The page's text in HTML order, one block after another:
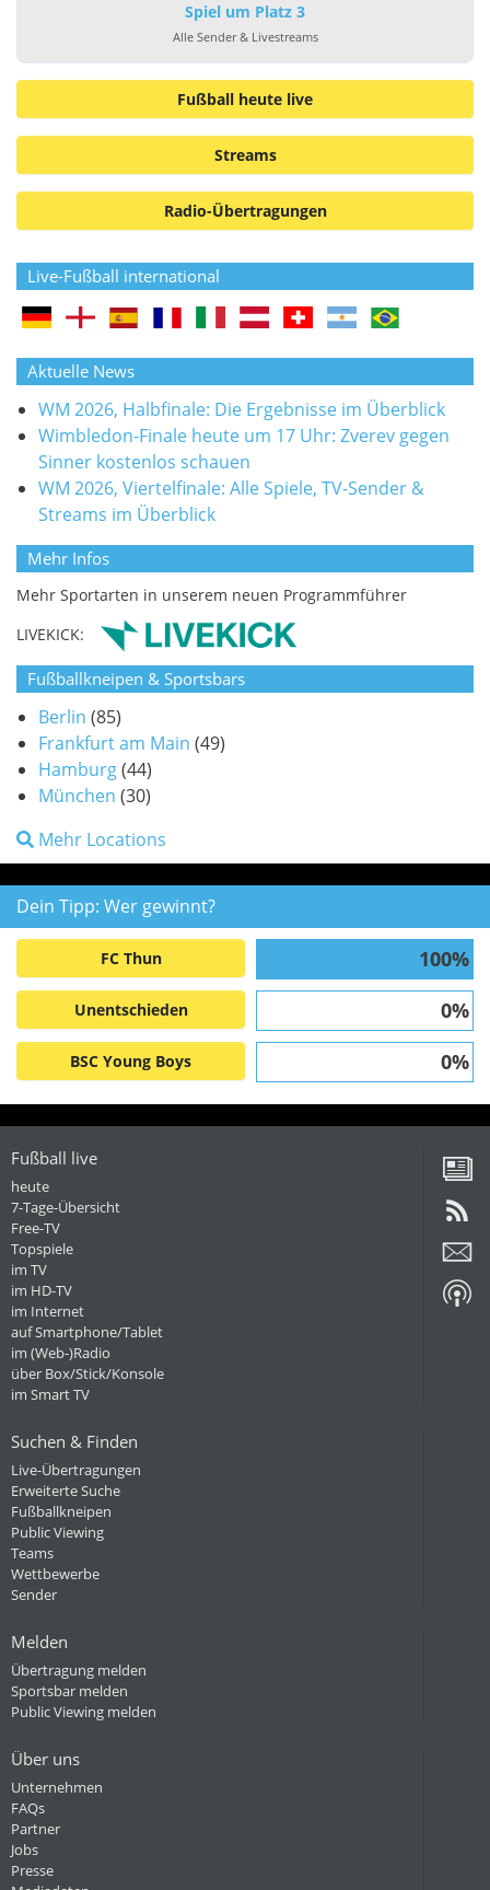
Spiel um Platz 3
Alle Sender & Livestreams
Fußball heute live
Streams
Radio-Übertragungen
Live-Fußball international
Aktuelle News
WM 2026, Halbfinale: Die Ergebnisse im Überblick
Wimbledon-Finale heute um 17 Uhr: Zverev gegen
Sinner kostenlos schauen
WM 2026, Viertelfinale: Alle Spiele, TV-Sender &
Streams im Überblick
Mehr Infos
Mehr Sportarten in unserem neuen Programmführer
LIVEKICK:
Fußballkneipen & Sportsbars
Berlin (85)
Frankfurt am Main (49)
Hamburg(44)
München (30)
Mehr Locations
Dein Tipp: Wer gewinnt?
FC Thun 100%
Unentschieden 0%
BSC Young Boys 0%
Fußball live
heute
7-Tage-Übersicht
Free-TV
Topspiele
im TV
im HD-TV
im Internet
auf Smartphone/Tablet
im (Web-)Radio
über Box/Stick/Konsole
im Smart TV
Suchen & Finden
Live-Übertragungen
Erweiterte Suche
Fußballkneipen
Public Viewing
Teams
Wettbewerbe
Sender
Melden
Übertragung melden
Sportsbar melden
Public Viewing melden
Über uns
Unternehmen
FAQs
Partner
Jobs
Presse